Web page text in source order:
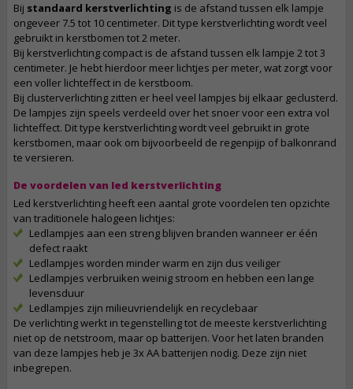
Bij standaard kerstverlichting is de afstand tussen elk lampje
ongeveer 7.5 tot 10 centimeter. Dit type kerstverlichting wordt veel
gebruikt in kerstbomen tot 2 meter.
Bij kerstverlichting compact is de afstand tussen elk lampje 2 tot 3
centimeter. Je hebt hierdoor meer lichtjes per meter, wat zorgt voor
een voller lichteffect in de kerstboom.
Bij clusterverlichting zitten er heel veel lampjes bij elkaar geclusterd.
De lampjes zijn speels verdeeld over het snoer voor een extra vol
lichteffect. Dit type kerstverlichting wordt veel gebruikt in grote
kerstbomen, maar ook om bijvoorbeeld de regenpijp of balkonrand
te versieren.
De voordelen van led kerstverlichting
Led kerstverlichting heeft een aantal grote voordelen ten opzichte
van traditionele halogeen lichtjes:
Ledlampjes aan een streng blijven branden wanneer er één
defect raakt
Ledlampjes worden minder warm en zijn dus veiliger
Ledlampjes verbruiken weinig stroom en hebben een lange
levensduur
Ledlampjes zijn milieuvriendelijk en recyclebaar
De verlichting werkt in tegenstelling tot de meeste kerstverlichting
niet op de netstroom, maar op batterijen. Voor het laten branden
van deze lampjes heb je 3x AA batterijen nodig. Deze zijn niet
inbegrepen.